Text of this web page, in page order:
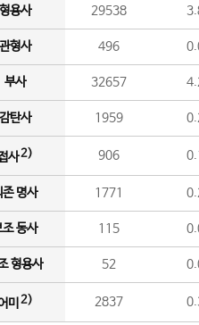
용사 29538
형사 496
부사 32657
탄사 1959
사2) 906
존 명사 1771
조 동사 115
형용사 52
미 2) 2837